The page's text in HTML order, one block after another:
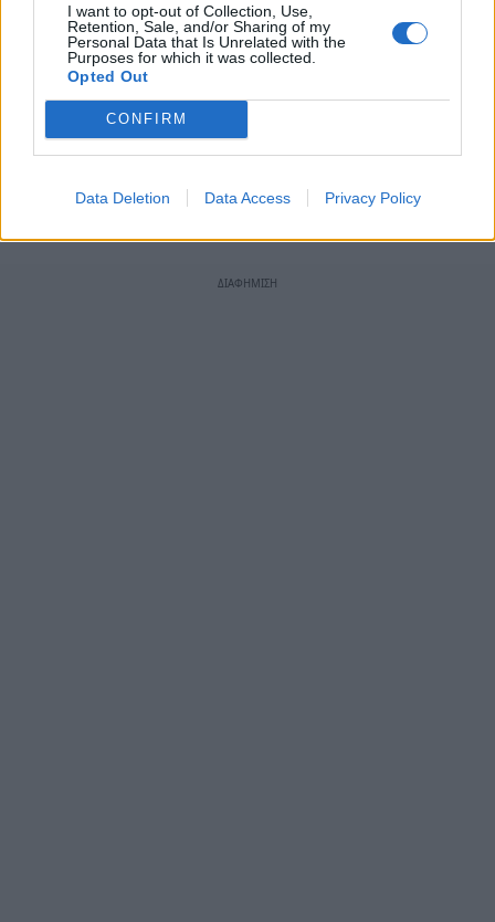
I want to opt-out of Collection, Use,
Retention, Sale, and/or Sharing of my
Personal Data that Is Unrelated with the
Purposes for which it was collected.
Opted Out
CONFIRM
Data Deletion Data Access Privacy Policy
Ακολουθήστε τοnotospress.grστο Google News και
μάθετε πρώτοιόλες τις ειδήσεις
TAGS: ΣΧΟΛΙΚΟΙ ΑΓΩΝΕΣ